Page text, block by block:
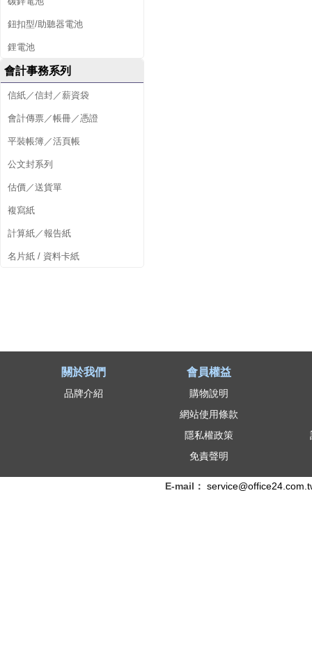
鈕扣型/助聽器電池
鋰電池
會計事務系列
信紙／信封／薪資袋
會計傳票／帳冊／憑證
平裝帳簿／活頁帳
公文封系列
估價／送貨單
複寫紙
計算紙／報告紙
名片紙 / 資料卡紙
關於我們
品牌介紹
會員權益
購物說明
網站使用條款
隱私權政策
免責聲明
E-mail：